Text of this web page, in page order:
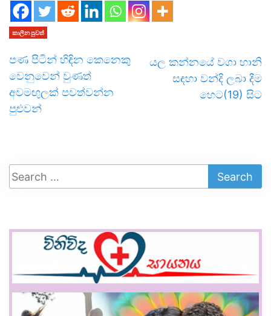
කාලීන පුවත්
පණ පිටින් හිඳින කෙනෙකු
වෙනුවෙන් වුණත්
අවමඟුලක් පවත්වන්න
පුළුවන්
යල කන්නයේ වගා හානි
සඳහා වන්දි ලබා දීම
හෙට(19) සිට